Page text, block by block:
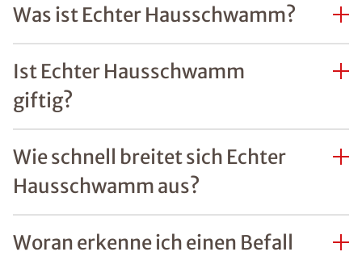
Was ist Echter Hausschwamm?
Ist Echter Hausschwamm
giftig?
Wie schnell breitet sich Echter
Hausschwamm aus?
Woran erkenne ich einen Befall